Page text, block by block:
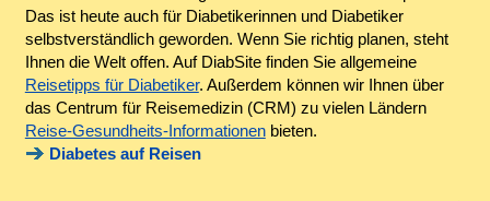
Das ist heute auch für Diabetikerinnen und Diabetiker
selbstverständlich geworden. Wenn Sie richtig planen, steht
Ihnen die Welt offen. Auf DiabSite finden Sie allgemeine
Reisetipps für Diabetiker. Außerdem können wir Ihnen über
das Centrum für Reisemedizin (CRM) zu vielen Ländern
Reise-Gesundheits-Informationenbieten.
Diabetes auf Reisen